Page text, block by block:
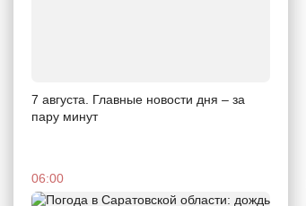
7 августа. Главные новости дня – за
пару минут
06:00